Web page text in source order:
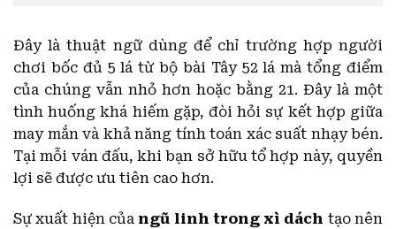
Đây là thuật ngữ dùng để chỉ trường hợp người
chơi bốc đủ 5 lá từ bộ bài Tây 52 lá mà tổng điểm
của chúng vẫn nhỏ hơn hoặc bằng 21. Đây là một
tình huống khá hiếm gặp, đòi hỏi sự kết hợp giữa
may mắn và khả năng tính toán xác suất nhạy bén.
Tại mỗi ván đấu, khi bạn sở hữu tổ hợp này, quyền
lợi sẽ được ưu tiên cao hơn.
Sự xuất hiện của ngũ linh trong xì dách tạo nên